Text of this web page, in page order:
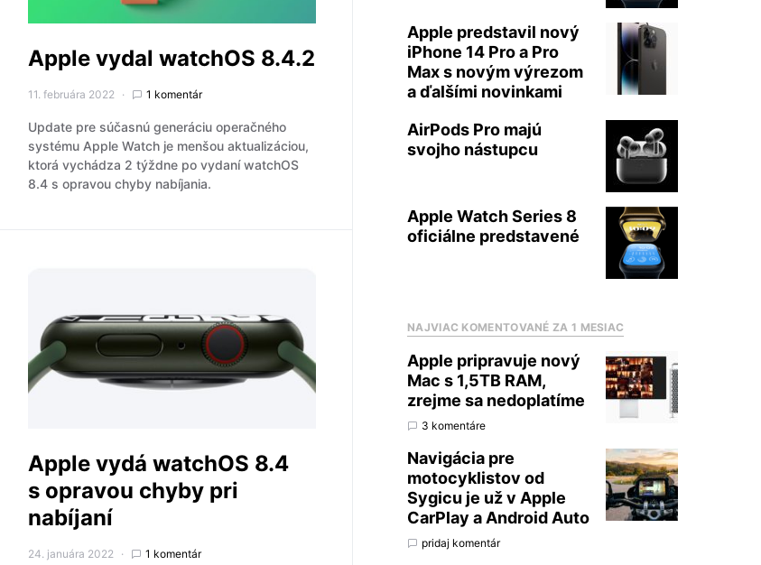
Apple vydal watchOS 8.4.2
11. februára 2022 1 komentár
Update pre súčasnú generáciu operačného
systému Apple Watch je menšou aktualizáciou,
ktorá vychádza 2 týždne po vydaní watchOS
8.4 s opravou chyby nabíjania.
Apple vydá watchOS 8.4
s opravou chyby pri
nabíjaní
24. januára 2022 1 komentár
Apple predstavil nový
iPhone 14 Pro a Pro
Max s novým výrezom
a ďalšími novinkami
AirPods Pro majú
svojho nástupcu
Apple Watch Series 8
oficiálne predstavené
NAJVIAC KOMENTOVANÉ ZA 1 MESIAC
Apple pripravuje nový
Mac s 1,5TB RAM,
zrejme sa nedoplatíme
3 komentáre
Navigácia pre
motocyklistov od
Sygicu je už v Apple
CarPlay a Android Auto
pridaj komentár